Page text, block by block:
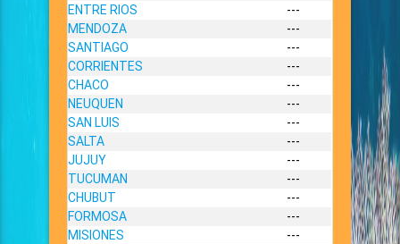
ENTRE RIOS
---
MENDOZA
---
SANTIAGO
---
CORRIENTES
---
CHACO
---
NEUQUEN
---
SAN LUIS
---
SALTA
---
JUJUY
---
TUCUMAN
---
CHUBUT
---
FORMOSA
---
MISIONES
---